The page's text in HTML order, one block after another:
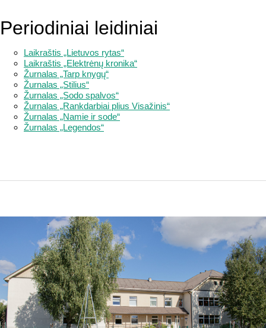
Periodiniai leidiniai
Laikraštis „Lietuvos rytas“
Laikraštis „Elektrėnų kronika“
Žurnalas „Tarp knygų“
Žurnalas „Stilius“
Žurnalas „Sodo spalvos“
Žurnalas „Rankdarbiai plius Visažinis“
Žurnalas „Namie ir sode“
Žurnalas „Legendos“